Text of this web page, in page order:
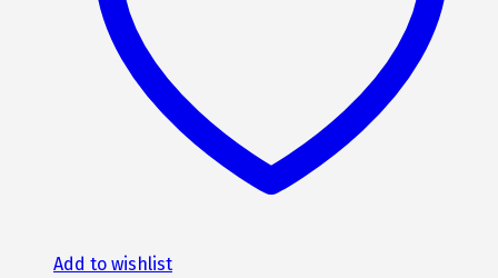
Add to wishlist